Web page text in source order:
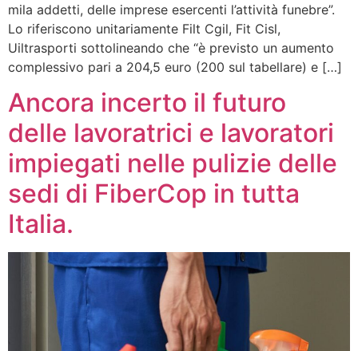
mila addetti, delle imprese esercenti l’attività funebre”.
Lo riferiscono unitariamente Filt Cgil, Fit Cisl,
Uiltrasporti sottolineando che “è previsto un aumento
complessivo pari a 204,5 euro (200 sul tabellare) e […]
Ancora incerto il futuro
delle lavoratrici e lavoratori
impiegati nelle pulizie delle
sedi di FiberCop in tutta
Italia.